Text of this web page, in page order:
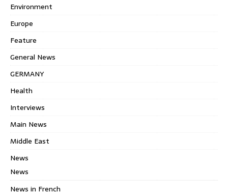
Environment
Europe
Feature
General News
GERMANY
Health
Interviews
Main News
Middle East
News
News
News in French